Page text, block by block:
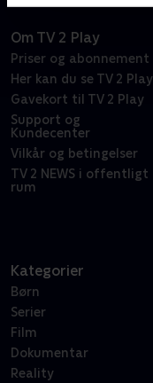
Om TV 2 Play
Priser og abonnement
Her kan du se TV 2 Play
Gavekort til TV 2 Play
Support og
Kundecenter
Vilkår og betingelser
TV 2 NEWS i offentligt
rum
Kategorier
Børn
Serier
Film
Dokumentar
Reality